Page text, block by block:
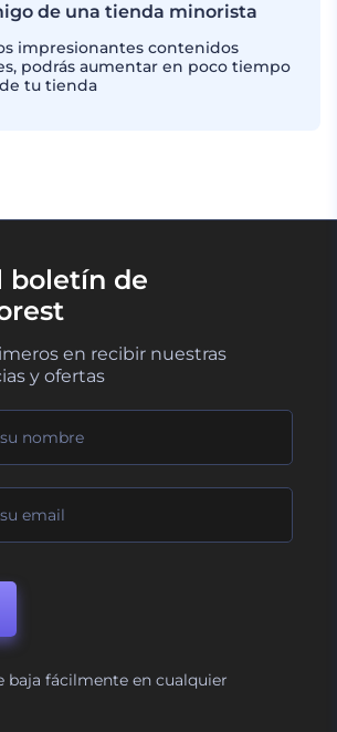
de una tienda minorista
impresionantes contenidos
podrás aumentar en poco tiempo
tu tienda
boletín de
en recibir nuestras
y ofertas
baja fácilmente en cualquier